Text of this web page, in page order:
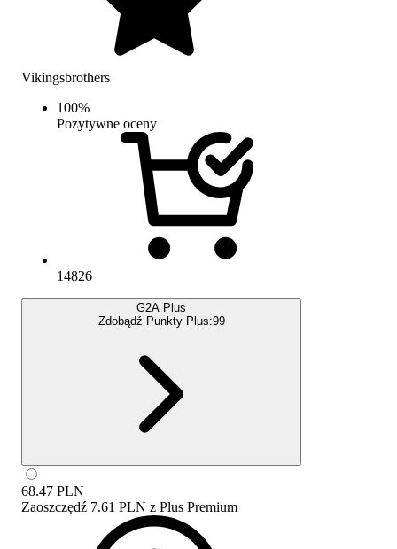
Vikingsbrothers
100%
Pozytywne oceny
14826
G2A Plus
Zdobądź Punkty Plus:99
68.47 PLN
Zaoszczędź 7.61 PLN z Plus Premium